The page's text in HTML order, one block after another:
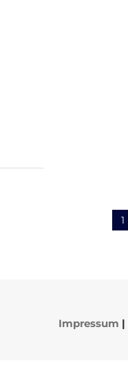
1
Impressum |